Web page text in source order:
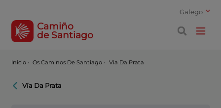
Galego
Camiño
de Santiago
Inicio · Os Caminos De Santiago · Via Da Prata
Vía Da Prata